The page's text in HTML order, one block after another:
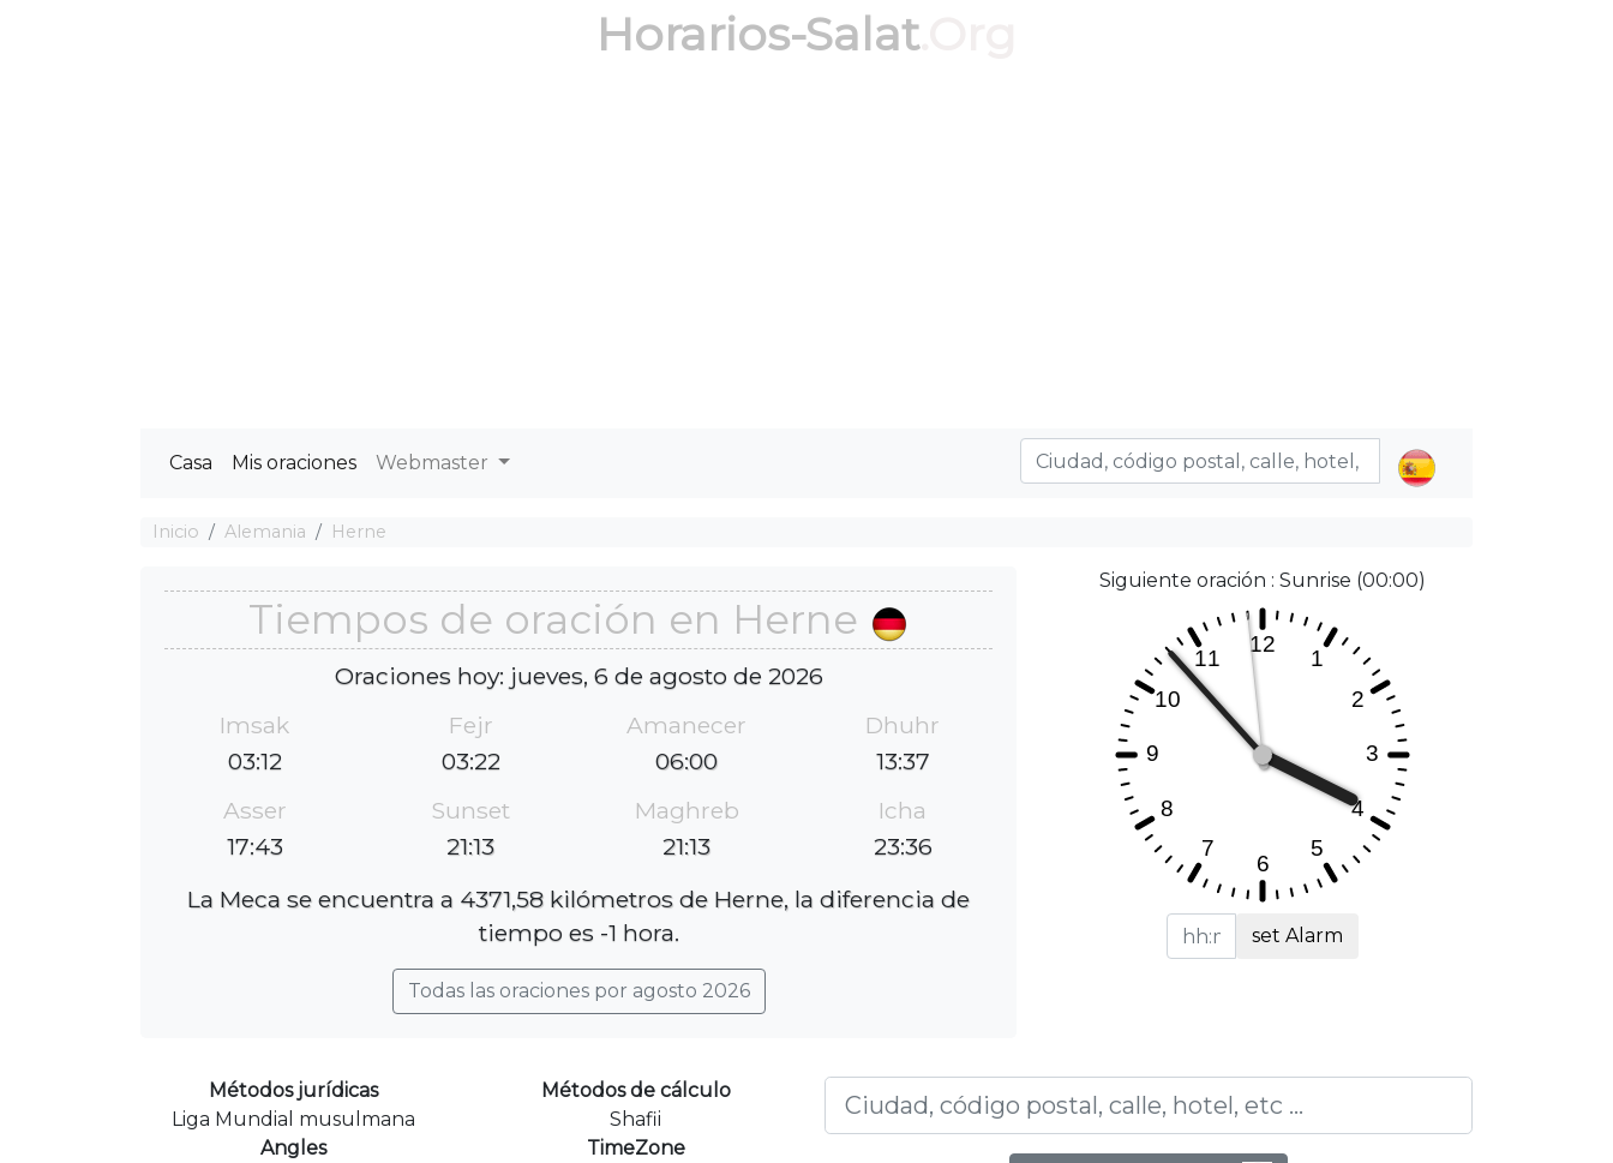
Horarios-Salat.Org
Casa Mis oraciones Webmaster
Inicio Alemania Herne
Tiempos de oración en Herne
Oraciones hoy: jueves, 6 de agosto de 2026
Imsak
03:12
Fejr
03:22
Amanecer
06:00
Dhuhr
13:37
Asser
17:43
Sunset
21:13
Maghreb
21:13
Icha
23:36
La Meca se encuentra a 4371,58 kilómetros de Herne, la diferencia de
tiempo es -1 hora.
Todas las oraciones por agosto 2026
Siguiente oración : Sunrise (00:00)
set Alarm
Métodos jurídicas
Liga Mundial musulmana
Métodos de cálculo
Shafii
Angles
TimeZone